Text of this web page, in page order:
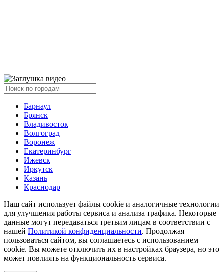
Барнаул
Брянск
Владивосток
Волгоград
Воронеж
Екатеринбург
Ижевск
Иркутск
Казань
Краснодар
Наш сайт использует файлы cookie и аналогичные технологии
для улучшения работы сервиса и анализа трафика. Некоторые
данные могут передаваться третьим лицам в соответствии с
нашей Политикой конфиденциальности. Продолжая
пользоваться сайтом, вы соглашаетесь с использованием
cookie. Вы можете отключить их в настройках браузера, но это
может повлиять на функциональность сервиса.